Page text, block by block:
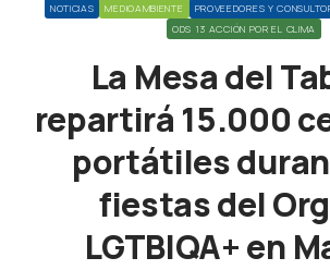
NOTICIAS MEDIOAMBIENTE PROVEEDORES Y
ODS 13 ACCIÓN POR EL CLIMA
La Mesa del
repartirá 15.000
portátiles
fiestas del
LGTBIQA+ en